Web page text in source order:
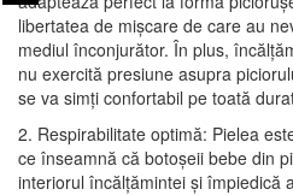
libertatea de mișcare de care au
mediul înconjurător. În plus,
nu exercită presiune asupra
se va simți confortabil pe toată
2. Respirabilitate optimă: Pielea
ce înseamnă că botoșeii bebe din
interiorul încălțămintei și împiedică